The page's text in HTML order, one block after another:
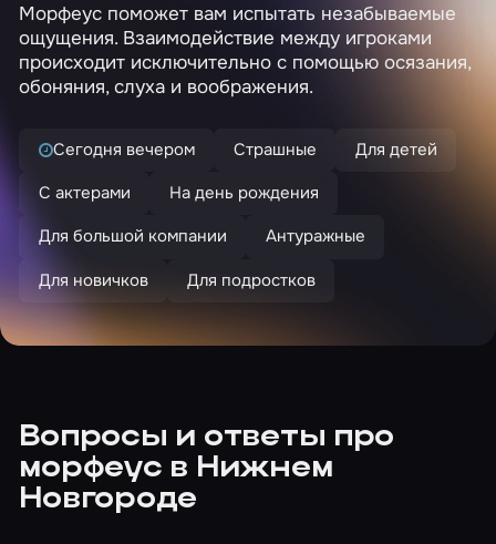
Морфеус поможет вам испытать незабываемые
ощущения. Взаимодействие между игроками
происходит исключительно с помощью осязания,
обоняния, слуха и воображения.
Сегодня вечером Страшные
Для детей
С актерами
На день рождения
Для большой компании
Антуражные
Для новичков
Для подростков
Вопросы и ответы про
морфеус в Нижнем
Новгороде